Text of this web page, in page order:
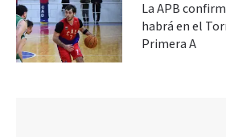
La APB
habrá en el
Primera A